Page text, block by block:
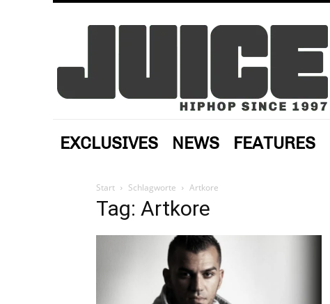
EXCLUSIVES NEWS FEATURES
Start Schlagworte Artkore
Tag: Artkore